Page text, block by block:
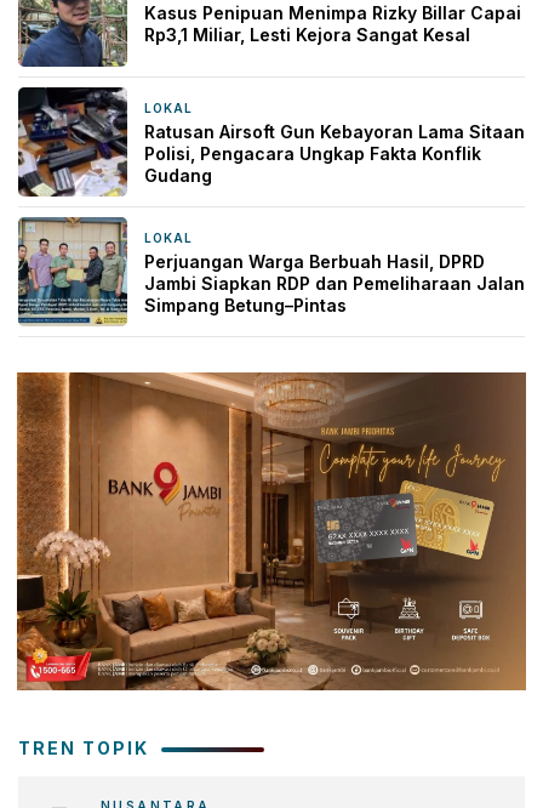
Kasus Penipuan Menimpa Rizky Billar Capai
Rp3,1 Miliar, Lesti Kejora Sangat Kesal
LOKAL
Ratusan Airsoft Gun Kebayoran Lama Sitaan
Polisi, Pengacara Ungkap Fakta Konflik
Gudang
LOKAL
Perjuangan Warga Berbuah Hasil, DPRD
Jambi Siapkan RDP dan Pemeliharaan Jalan
Simpang Betung–Pintas
TREN TOPIK